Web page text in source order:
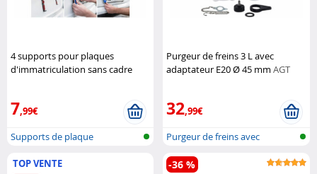
4 supports pour plaques
d'immatriculation sans cadre
7,99€
Supports de plaque
Purgeur de freins 3 L avec
adaptateur E20 Ø 45 mmAGT
32,99€
Purgeur de freins avec
adaptateur e...
TOP VENTE -36 %